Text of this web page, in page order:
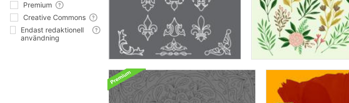
Premium
Creative Commons
Endast redaktionell
användning